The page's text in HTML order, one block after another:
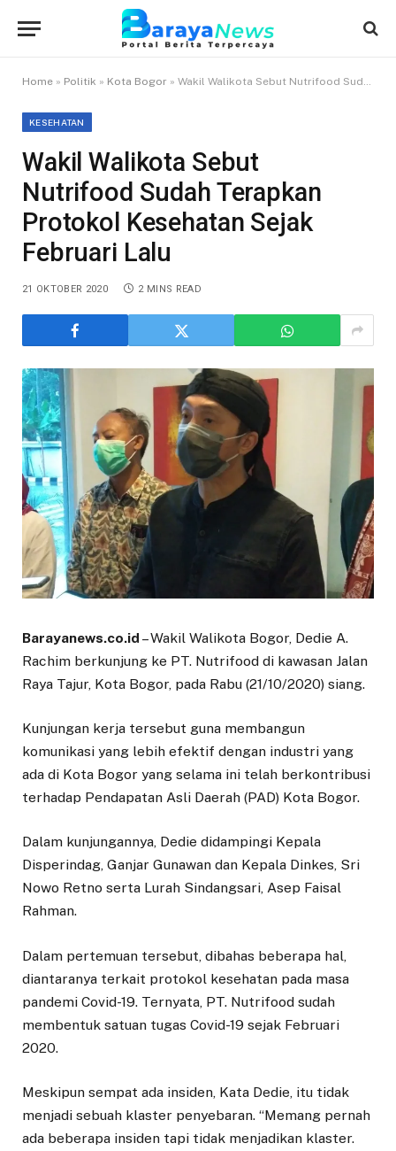
Home » Politik » Kota Bogor » Wakil Walikota Sebut Nutrifood Sudah Terapkan Protokol Kesehatan Sejak Februari Lalu
KESEHATAN
Wakil Walikota Sebut
Nutrifood Sudah Terapkan
Protokol Kesehatan Sejak
Februari Lalu
21 OKTOBER 2020 2 MINS READ
Barayanews.co.id – Wakil Walikota Bogor, Dedie A.
Rachim berkunjung ke PT. Nutrifood di kawasan Jalan
Raya Tajur, Kota Bogor, pada Rabu (21/10/2020) siang.
Kunjungan kerja tersebut guna membangun
komunikasi yang lebih efektif dengan industri yang
ada di Kota Bogor yang selama ini telah berkontribusi
terhadap Pendapatan Asli Daerah (PAD) Kota Bogor.
Dalam kunjungannya, Dedie didampingi Kepala
Disperindag, Ganjar Gunawan dan Kepala Dinkes, Sri
Nowo Retno serta Lurah Sindangsari, Asep Faisal
Rahman.
Dalam pertemuan tersebut, dibahas beberapa hal,
diantaranya terkait protokol kesehatan pada masa
pandemi Covid-19. Ternyata, PT. Nutrifood sudah
membentuk satuan tugas Covid-19 sejak Februari
2020.
Meskipun sempat ada insiden, Kata Dedie, itu tidak
menjadi sebuah klaster penyebaran. “Memang pernah
ada beberapa insiden tapi tidak menjadikan klaster.